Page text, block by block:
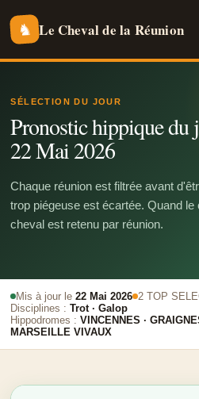
♞ Le Cheval de la Réunion
SÉLECTION DU JOUR
Pronostic hippique du
22 Mai 2026
Chaque réunion est filtrée avant
trop piégeuse est écartée. Quand
cheval est retenu par réunion.
Mis à jour le22 Mai 2026 2 TOP
Disciplines :Trot · Galop
Hippodromes :VINCENNES ·
MARSEILLE VIVAUX